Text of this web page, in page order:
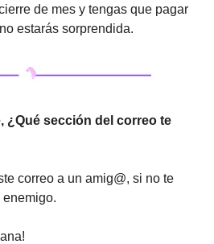
de mes y tengas que pagar
estarás sorprendida.
¿Qué sección del correo te
correo a un amig@, si no te